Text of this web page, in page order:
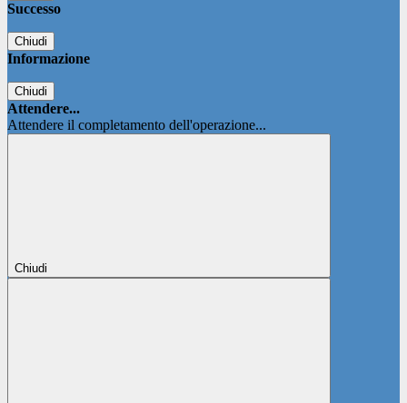
Successo
Chiudi
Informazione
Chiudi
Attendere...
Attendere il completamento dell'operazione...
Chiudi